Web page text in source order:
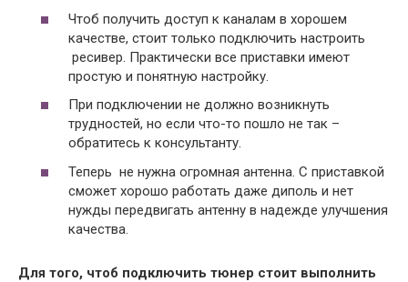
Чтоб получить доступ к каналам в хорошем
качестве, стоит только подключить настроить
ресивер. Практически все приставки имеют
простую и понятную настройку.
При подключении не должно возникнуть
трудностей, но если что-то пошло не так –
обратитесь к консультанту.
Теперь не нужна огромная антенна. С приставкой
сможет хорошо работать даже диполь и нет
нужды передвигать антенну в надежде улучшения
качества.
Для того, чтоб подключить тюнер стоит выполнить